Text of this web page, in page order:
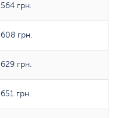
564 грн.
608 грн.
629 грн.
651 грн.